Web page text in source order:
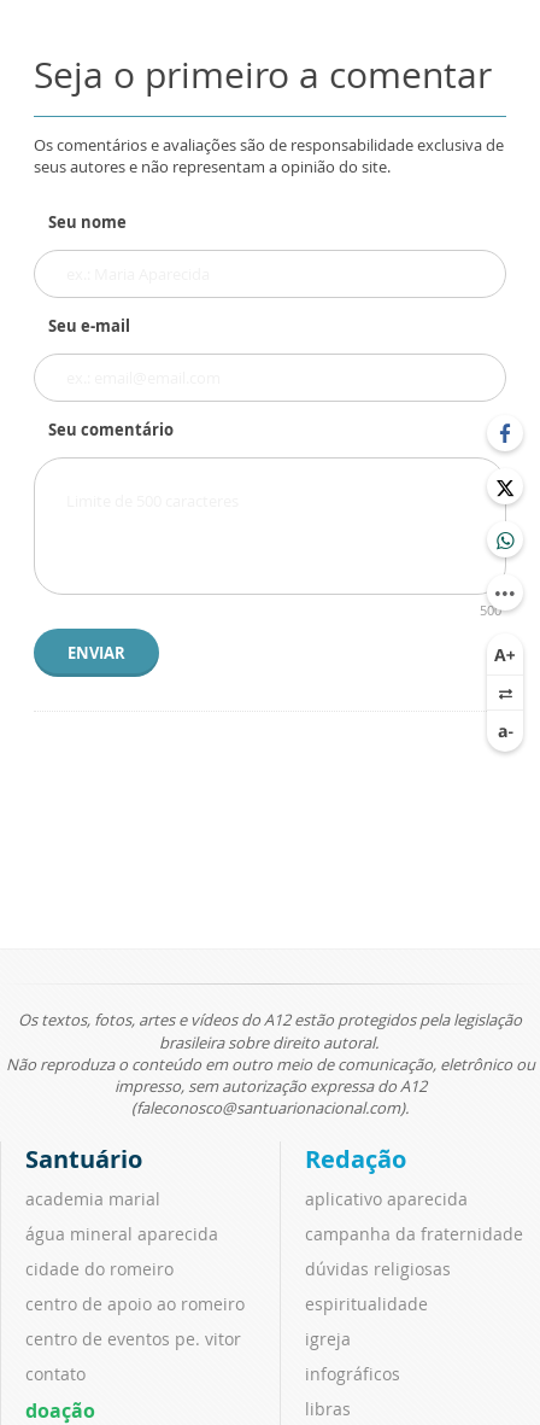
Seja o primeiro a comentar
Os comentários e avaliações são de responsabilidade exclusiva de
seus autores e não representam a opinião do site.
Seu nome
Seu e-mail
Seu comentário
500
ENVIAR
Os textos, fotos, artes e vídeos do A12 estão protegidos pela legislação
brasileira sobre direito autoral.
Não reproduza o conteúdo em outro meio de comunicação, eletrônico ou
impresso, sem autorização expressa do A12
(faleconosco@santuarionacional.com).
Santuário
academia marial
água mineral aparecida
cidade do romeiro
centro de apoio ao romeiro
centro de eventos pe. vitor
contato
doação
Redação
aplicativo aparecida
campanha da fraternidade
dúvidas religiosas
espiritualidade
igreja
infográficos
libras